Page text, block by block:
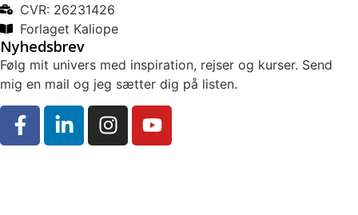
CVR: 26231426
Forlaget Kaliope
Nyhedsbrev
Følg mit univers med inspiration, rejser og kurser. Send
mig en mail og jeg sætter dig på listen.